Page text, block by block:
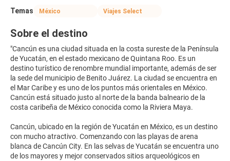
Temas
México Viajes Select
Sobre el destino
"Cancún es una ciudad situada en la costa sureste de la Península
de Yucatán, en el estado mexicano de Quintana Roo. Es un
destino turístico de renombre mundial importante, además de ser
la sede del municipio de Benito Juárez. La ciudad se encuentra en
el Mar Caribe y es uno de los puntos más orientales en México.
Cancún está situado justo al norte de la banda balneario de la
costa caribeña de México conocida como la Riviera Maya.
Cancún, ubicado en la región de Yucatán en México, es un destino
con mucho atractivo. Comenzando con las playas de arena
blanca de Cancún City. En las selvas de Yucatán se encuentra uno
de los mayores y mejor conservados sitios arqueológicos en